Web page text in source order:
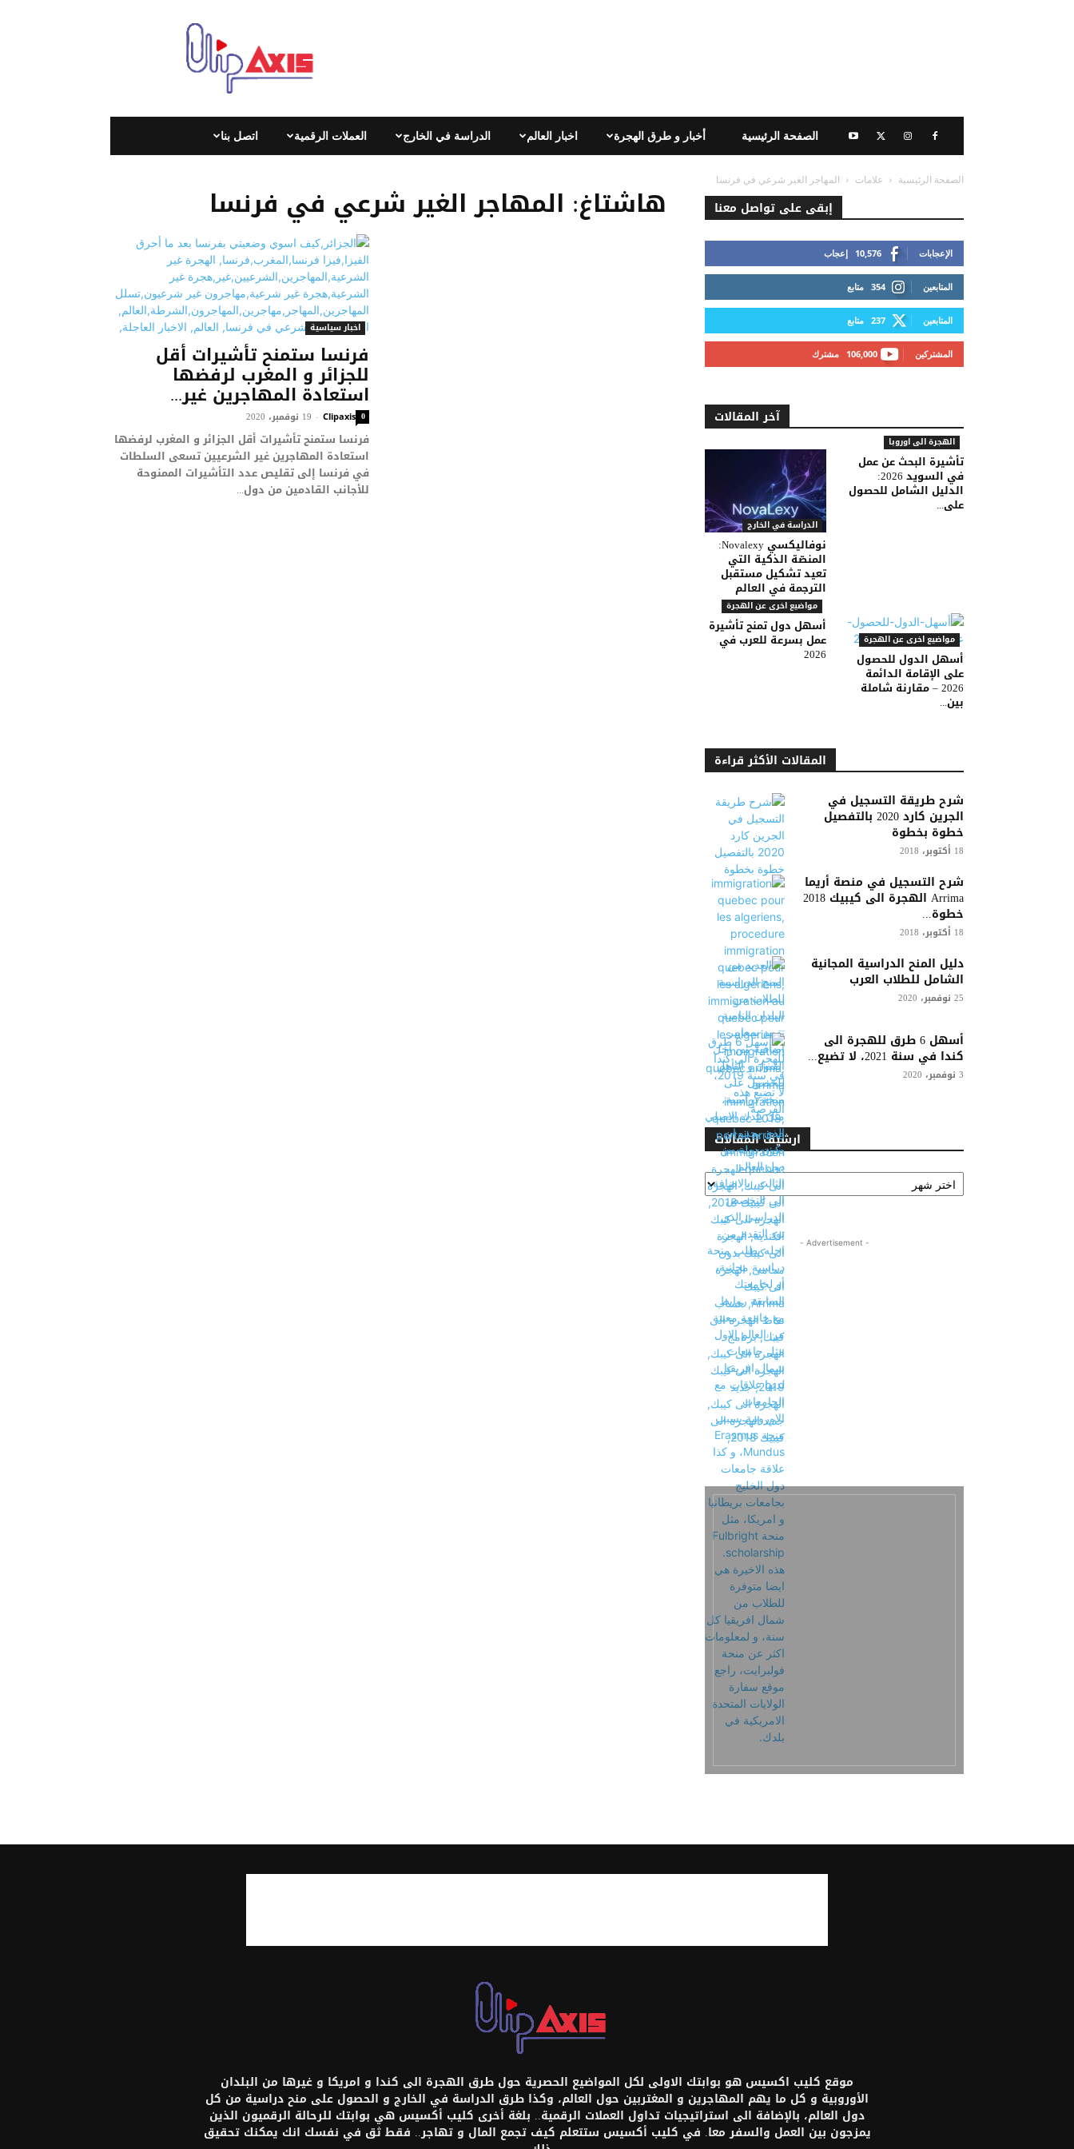
|
اتصل بنا
العملات الرقمية الدراسة في الخارج اخبار العالم أخبار و طرق الهجرة الصفحة الرئيسية
الصفحة الرئيسية علامات المهاجر الغير شرعي في فرنسا
هاشتاغ: المهاجر الغير شرعي في فرنسا
اخبار سياسية
فرنسا ستمنح تأشيرات أقل
للجزائر و المغرب لرفضها
استعادة المهاجرين غير...
Clipaxis
- 19 نوفمبر، 2020 0
فرنسا ستمنح تأشيرات أقل الجزائر و المغرب لرفضها
استعادة المهاجرين غير الشرعيين تسعى السلطات
في فرنسا إلى تقليص عدد التأشيرات الممنوحة
للأجانب القادمين من دول...
إبقى على تواصل معنا
10,576 إعجاب الإعجابات
354 متابع المتابعين
237 متابع المتابعين
106,000 مشترك المشتركين
آخر المقالات
الدراسة في الخارج
نوفاليكسي Novalexy:
المنصّة الذكية التي
تعيد تشكيل مستقبل
الترجمة في العالم
الهجرة الى اوروبا
تأشيرة البحث عن عمل
في السويد 2026:
الدليل الشامل للحصول
على...
مواضيع اخرى عن الهجرة
أسهل دول تمنح تأشيرة
عمل بسرعة للعرب في
2026
مواضيع اخرى عن الهجرة
أسهل الدول للحصول
على الإقامة الدائمة
2026 – مقارنة شاملة
بين...
المقالات الأكثر قراءة
شرح طريقة التسجيل في
الجرين كارد 2020 بالتفصيل
خطوة بخطوة
18 أكتوبر، 2018
شرح التسجيل في منصة أريما
Arrima الهجرة الى كيبيك 2018
خطوة...
18 أكتوبر، 2018
دليل المنح الدراسية المجانية
الشامل للطلاب العرب
25 نوفمبر، 2020
أسهل 6 طرق للهجرة الى
كندا في سنة 2021، لا تضيع...
3 نوفمبر، 2020
ارشيف المقالات
ارشيف
المقالات
- Advertisement -
موقع كليب اكسيس هو بوابتك الاولى لكل المواضيع الحصرية حول طرق الهجرة الى كندا و امريكا و غيرها من البلدان
الأوروبية و كل ما يهم المهاجرين و المغتربين حول العالم، وكذا طرق الدراسة في الخارج و الحصول على منح دراسية من كل
دول العالم، بالإضافة الى استراتيجيات تداول العملات الرقمية.. بلغة أخرى كليب أكسيس هي بوابتك للرحالة الرقميون الذين
يمزجون بين العمل والسفر معا. في كليب أكسيس ستتعلم كيف تجمع المال و تهاجر.. فقط ثق في نفسك انك يمكنك تحقيق